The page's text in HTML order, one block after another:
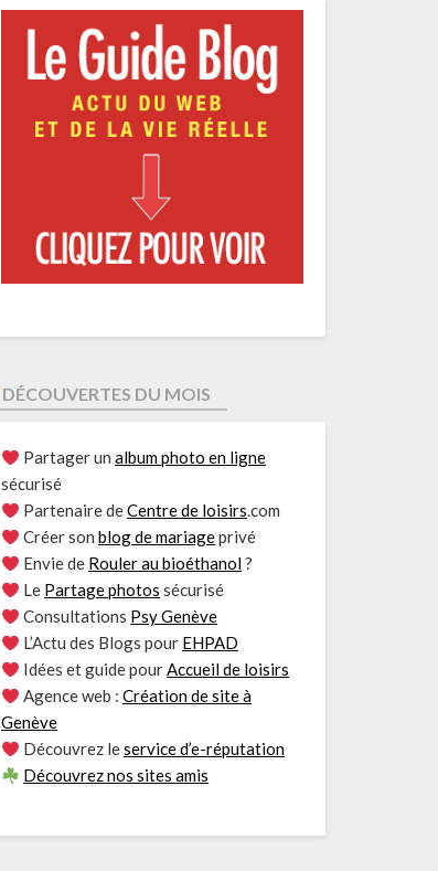
DÉCOUVERTES DU MOIS
Partager unalbum photo en ligne
sécurisé
Partenaire deCentre de loisirs.com
Créer sonblog de mariageprivé
Envie de Rouler au bioéthanol?
Le Partage photos sécurisé
Consultations Psy Genève
L’Actu des Blogs pour EHPAD
Idées et guide pourAccueil de loisirs
Agence web :Création de site à
Genève
Découvrez leservice d’e-réputation
Découvrez nos sites amis